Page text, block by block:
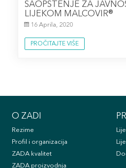
SAOPŠTENJE ZA
LIJEKOM MALCOVIR®
16 Aprila, 2020
PROČITAJTE VIŠE
O ZADI
Rezime
Profil i organizacija
ZADA kvalitet
ZADA proizvodnja